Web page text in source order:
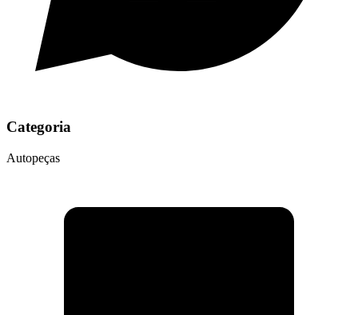
Categoria
Autopeças